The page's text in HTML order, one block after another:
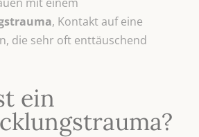
, Kontakt auf eine
die sehr oft enttäuschend
ein